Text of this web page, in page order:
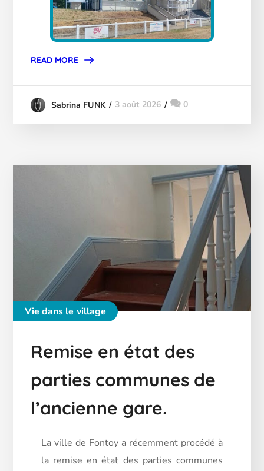
READ MORE
Sabrina FUNK 3 août 2026 0
Vie dans le village
Remise en état des
parties communes de
l’ancienne gare.
La ville de Fontoy a récemment procédé à
la remise en état des parties communes